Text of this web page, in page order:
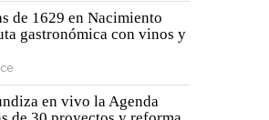
de 1629 en Nacimiento
gastronómica con vinos y
en vivo la Agenda